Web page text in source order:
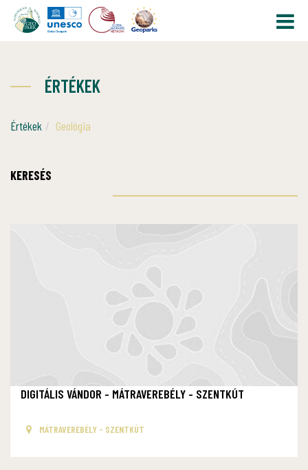
ÉRTÉKEK
Értékek Geológia
KERESÉS
DIGITÁLIS VÁNDOR - MÁTRAVEREBÉLY - SZENTKÚT
MÁTRAVEREBÉLY - SZENTKÚT